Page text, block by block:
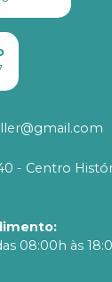
- Centro
:
08:00h às